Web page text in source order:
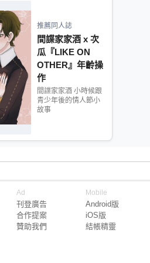
推薦同人誌
間諜家家酒 x 次
瓜『LIKE ON
OTHER』年齡操
作
間諜家家酒 小時候跟
青少年後的情人節小
故事
Ad
刊登廣告
合作提案
贊助我們
Mobile
Android版
iOS版
結帳精靈